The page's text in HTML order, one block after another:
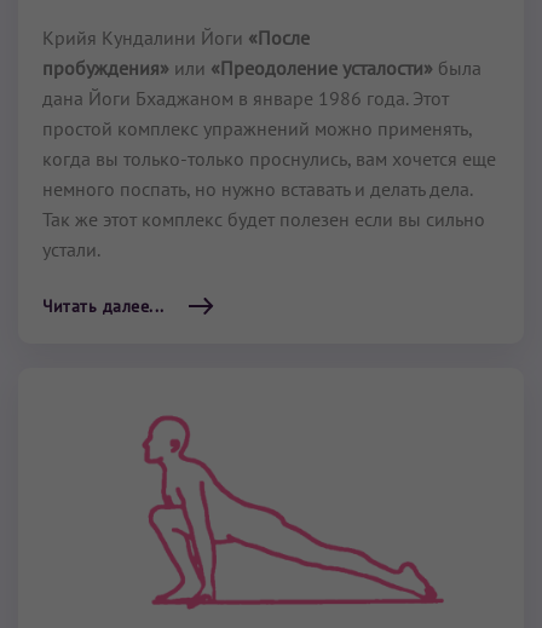
Крийя Кундалини Йоги «После
пробуждения» или «Преодоление усталости» была
дана Йоги Бхаджаном в январе 1986 года. Этот
простой комплекс упражнений можно применять,
когда вы только-только проснулись, вам хочется еще
немного поспать, но нужно вставать и делать дела.
Так же этот комплекс будет полезен если вы сильно
устали.
Читать далее...